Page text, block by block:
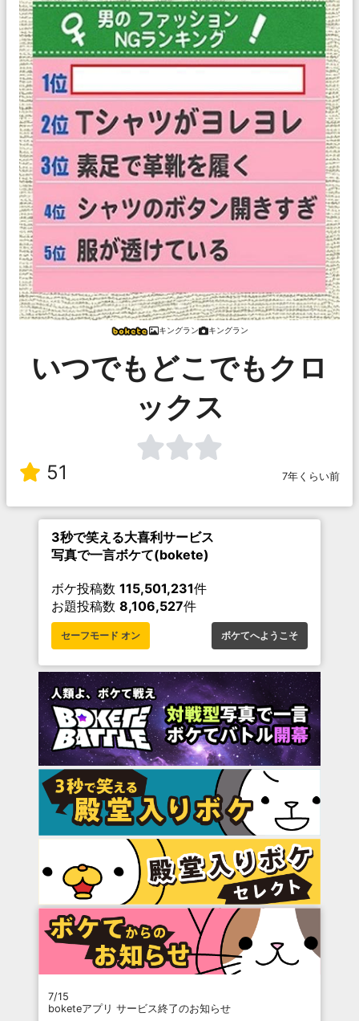
キングラン キングラン
いつでもどこでもクロ
ックス
51 7年くらい前
3秒で笑える大喜利サービス
写真で一言ボケて(bokete)
ボケ投稿数 115,501,231件
お題投稿数 8,106,527件
セーフモード オン ボケてへようこそ
7/15
boketeアプリ サービス終了のお知らせ